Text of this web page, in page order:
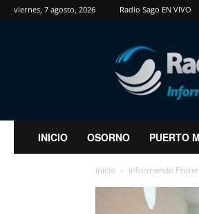
viernes, 7 agosto, 2026 Radio Sago EN VIVO
RadioSago
INICIO OSORNO PUERTO
Inicio Informando